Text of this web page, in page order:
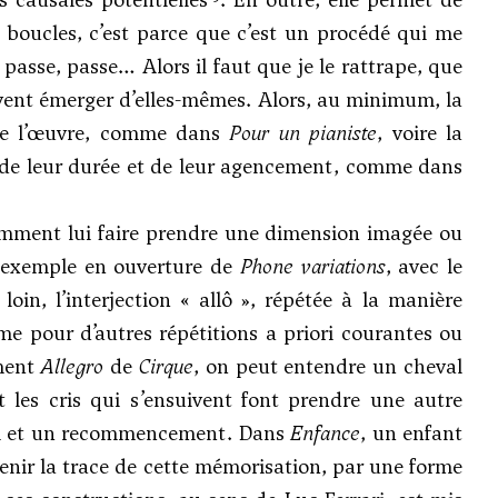
c’est parce que c’est un procédé qui me
passe… Alors il faut que je le rattrape, que
émerger d’elles-mêmes. Alors, au minimum, la
l’œuvre, comme dansPour un pianiste, voire la
leur durée et de leur agencement, comme dans
lui faire prendre une dimension imagée ou
en ouverture de Phone variations, avec le
l’interjection « allô », répétée à la manière
pour d’autres répétitions a priori courantes ou
Allegro de Cirque, on peut entendre un cheval
cris qui s’ensuivent font prendre une autre
et un recommencement. DansEnfance, un enfant
la trace de cette mémorisation, par une forme